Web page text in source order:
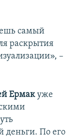
самый
раскрытия
–
Ермакуже
деньги. По его